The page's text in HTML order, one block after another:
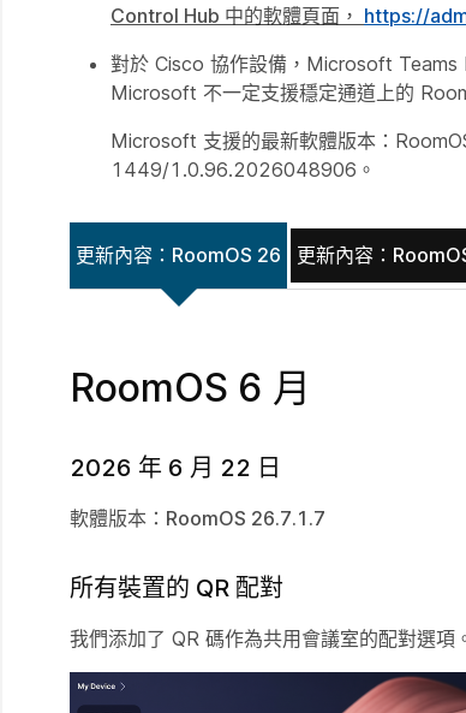
Control Hub 中的軟體頁面， https://
對於 Cisco 協作設備，Microsoft Teams
Microsoft 不一定支援穩定通道上的
Microsoft 支援的最新軟體版本：
1449/1.0.96.2026048906。
更新內容：RoomOS 26 更新內容：
RoomOS 6 月
2026 年 6 月 22 日
軟體版本：RoomOS 26.7.1.7
所有裝置的 QR 配對
我們添加了 QR 碼作為共用會議室的配對選項